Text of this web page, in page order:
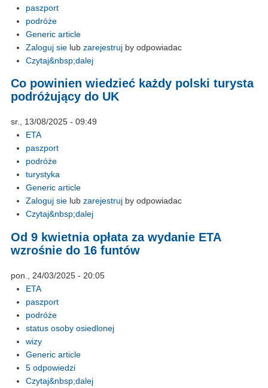
paszport
podróże
Generic article
Zaloguj sie lub zarejestruj by odpowiadac
Czytaj&nbsp;dalej
Co powinien wiedzieć każdy polski turysta
podróżujący do UK
sr., 13/08/2025 - 09:49
ETA
paszport
podróże
turystyka
Generic article
Zaloguj sie lub zarejestruj by odpowiadac
Czytaj&nbsp;dalej
Od 9 kwietnia opłata za wydanie ETA
wzrośnie do 16 funtów
pon., 24/03/2025 - 20:05
ETA
paszport
podróże
status osoby osiedlonej
wizy
Generic article
5 odpowiedzi
Czytaj&nbsp;dalej